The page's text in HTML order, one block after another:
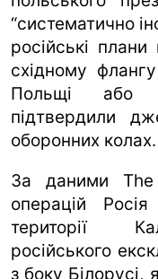
“систематично
російські
східному
Польщі або
підтвердили
оборонних колах.
За даними
операцій
території
російського
з боку